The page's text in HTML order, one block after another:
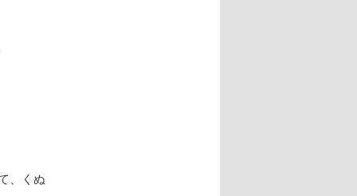
、くぬ